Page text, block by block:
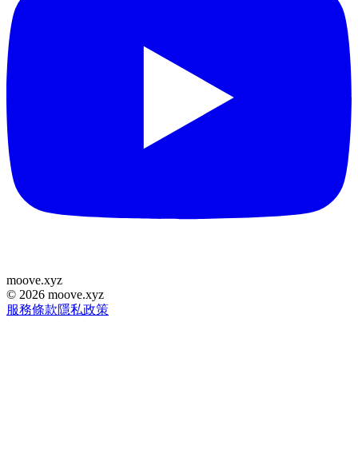
moove.xyz
© 2026 moove.xyz
服務條款隱私政策